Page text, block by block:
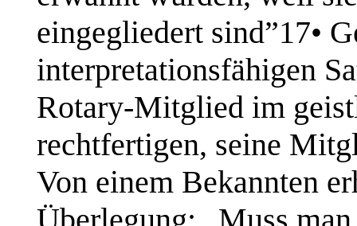
eingegliedert sind”17•
interpretationsfähigen
Rotary-Mitglied im
rechtfertigen, seine
Von einem Bekannten